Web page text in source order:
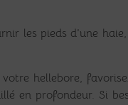
les pieds d’une
hellebore,
en profondeur. Si